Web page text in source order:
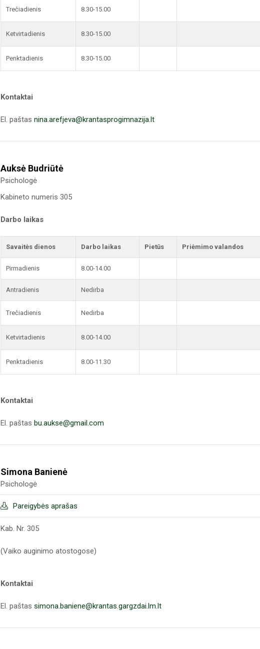
Trečiadienis 8.30-15.00
Ketvirtadienis 8.30-15.00
Penktadienis 8.30-15.00
Kontaktai
El. paštas nina.arefjeva@krantasprogimnazija.lt
Auksė Budriūtė
Psichologė
Kabineto numeris 305
Darbo laikas
Savaitės dienos Darbo laikas Pietūs Priėmimo valandos
Pirmadienis 8.00-14.00
Antradienis Nedirba
Trečiadienis Nedirba
Ketvirtadienis 8.00-14.00
Penktadienis 8.00-11.30
Kontaktai
El. paštas bu.aukse@gmail.com
Simona Banienė
Psichologė
Pareigybės aprašas
Kab. Nr. 305
(Vaiko auginimo atostogose)
Kontaktai
El. paštas simona.baniene@krantas.gargzdai.lm.lt